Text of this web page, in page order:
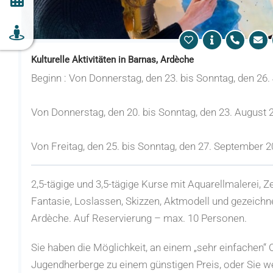
Kulturelle Aktivitäten in Barnas, Ardèche
Beginn : Von Donnerstag, den 23. bis Sonntag, den
Von Donnerstag, den 20. bis Sonntag, den 23. August
Von Freitag, den 25. bis Sonntag, den 27. September
2,5-tägige und 3,5-tägige Kurse mit Aquarellmalerei,
Fantasie, Loslassen, Skizzen, Aktmodell und
Ardèche. Auf Reservierung – max. 10 Personen.
Sie haben die Möglichkeit, an einem „sehr einfachen“
Jugendherberge zu einem günstigen Preis, oder Sie